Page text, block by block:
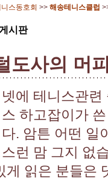
스동호회 >> 해송테니스클럽
시판
도사의 머
에 테니스관
하고잡이가
. 암튼 어떤 일
런 맘 그지 없
게 읽은 분들은